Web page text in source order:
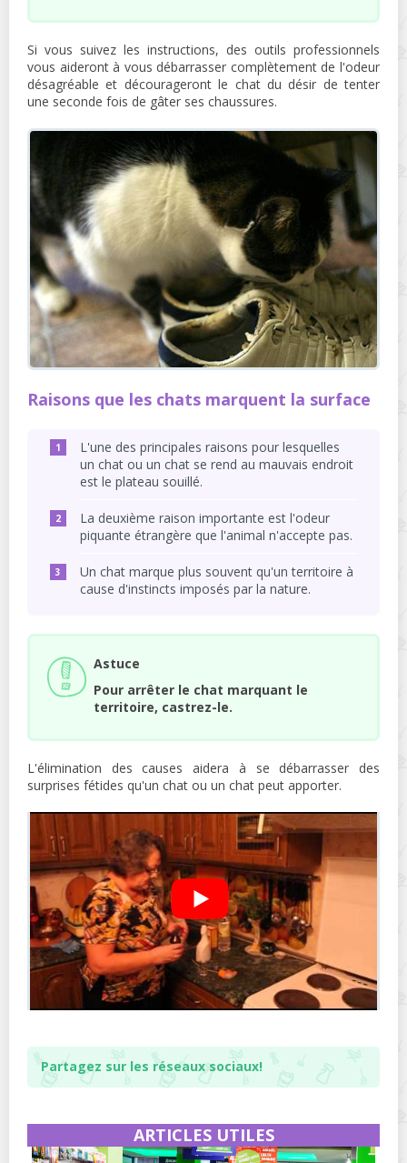
Si vous suivez les instructions, des outils professionnels
vous aideront à vous débarrasser complètement de l'odeur
désagréable et décourageront le chat du désir de tenter
une seconde fois de gâter ses chaussures.
Raisons que les chats marquent la surface
L'une des principales raisons pour lesquelles
un chat ou un chat se rend au mauvais endroit
est le plateau souillé.
La deuxième raison importante est l'odeur
piquante étrangère que l'animal n'accepte pas.
Un chat marque plus souvent qu'un territoire à
cause d'instincts imposés par la nature.
Astuce
Pour arrêter le chat marquant le
territoire, castrez-le.
L'élimination des causes aidera à se débarrasser des
surprises fétides qu'un chat ou un chat peut apporter.
Partagez sur les réseaux sociaux!
ARTICLES UTILES